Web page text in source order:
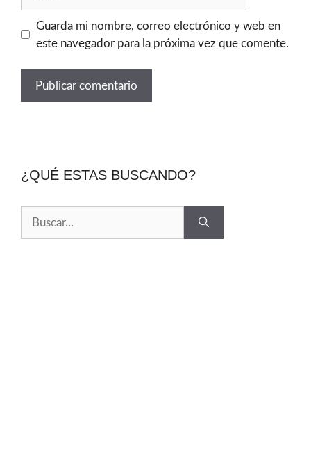
Guarda mi nombre, correo electrónico y web en
este navegador para la próxima vez que comente.
¿QUÉ ESTAS BUSCANDO?